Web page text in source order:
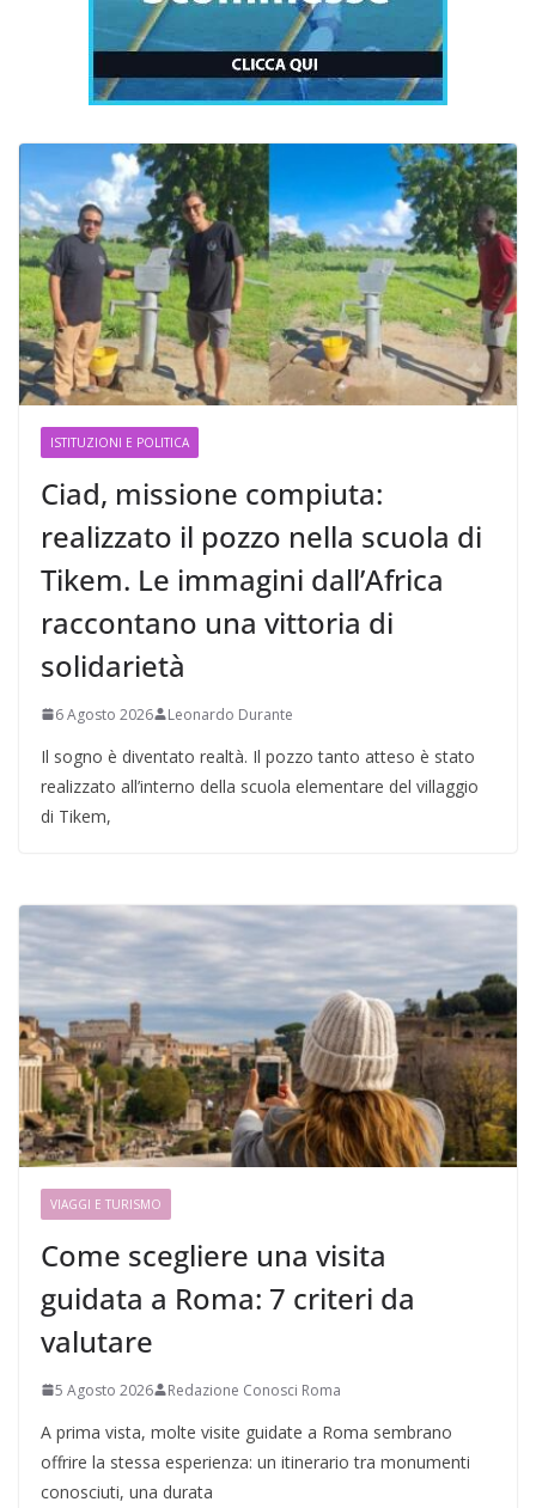
ISTITUZIONI E POLITICA
Ciad, missione compiuta:
realizzato il pozzo nella scuola di
Tikem. Le immagini dall’Africa
raccontano una vittoria di
solidarietà
6 Agosto 2026 Leonardo Durante
Il sogno è diventato realtà. Il pozzo tanto atteso è stato
realizzato all’interno della scuola elementare del villaggio
di Tikem,
VIAGGI E TURISMO
Come scegliere una visita
guidata a Roma: 7 criteri da
valutare
5 Agosto 2026 Redazione Conosci Roma
A prima vista, molte visite guidate a Roma sembrano
offrire la stessa esperienza: un itinerario tra monumenti
conosciuti, una durata